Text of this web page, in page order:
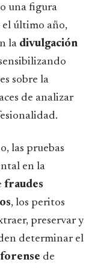
una figura
el último año,
la divulgación
sobre la
de analizar
las pruebas
en la
fraudes
, los peritos
preservar y
determinar el
de